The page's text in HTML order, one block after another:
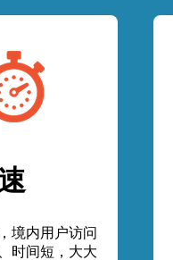
境内用户访问
时间短，大大